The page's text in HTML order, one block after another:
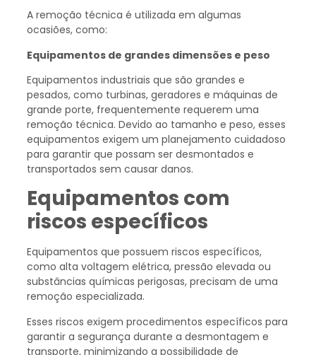
A remoção técnica é utilizada em algumas
ocasiões, como:
Equipamentos de grandes dimensões e peso
Equipamentos industriais que são grandes e
pesados, como turbinas, geradores e máquinas de
grande porte, frequentemente requerem uma
remoção técnica. Devido ao tamanho e peso, esses
equipamentos exigem um planejamento cuidadoso
para garantir que possam ser desmontados e
transportados sem causar danos.
Equipamentos com
riscos específicos
Equipamentos que possuem riscos específicos,
como alta voltagem elétrica, pressão elevada ou
substâncias químicas perigosas, precisam de uma
remoção especializada.
Esses riscos exigem procedimentos específicos para
garantir a segurança durante a desmontagem e
transporte, minimizando a possibilidade de